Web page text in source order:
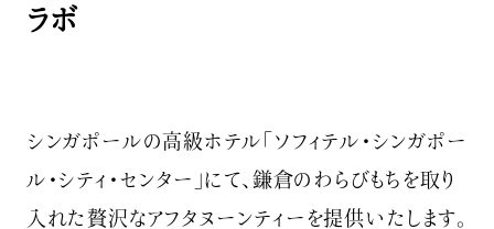
ラボ
シンガポールの高級ホテル「ソフィテル・シンガポー
ル・シティ・センター」にて、鎌倉のわらびもちを取り
入れた贅沢なアフタヌーンティーを提供いたします。